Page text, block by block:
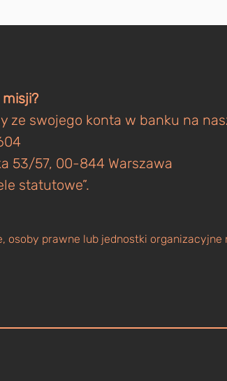
ze swojego konta w banku na
53/57, 00-844 Warszawa
statutowe”.
osoby prawne lub jednostki organizacyjne